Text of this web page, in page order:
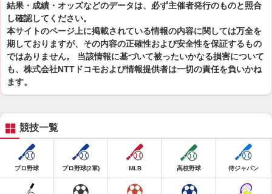
結果・成績・オッズなどのデータは、必ず主催者発行のものと照合
し確認してください。
本サイトのページ上に掲載されている情報の内容に関しては万全を
期しておりますが、その内容の正確性および安全性を保証するもの
ではありません。 当該情報に基づいて被ったいかなる損害について
も、株式会社NTTドコモおよび情報提供者は一切の責任を負いかね
ます。
競技一覧
プロ野球 プロ野球(2軍) MLB 高校野球 侍ジャパン